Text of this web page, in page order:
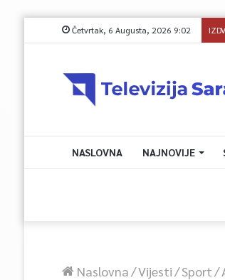
Četvrtak, 6 Augusta, 2026 9:02
NASLOVNA NAJNOVIJE
Naslovna/Vijesti/Sport/